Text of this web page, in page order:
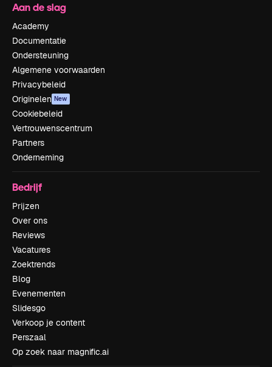
Aan de slag
Academy
Documentatie
Ondersteuning
Algemene voorwaarden
Privacybeleid
Originelen New
Cookiebeleid
Vertrouwenscentrum
Partners
Onderneming
Bedrijf
Prijzen
Over ons
Reviews
Vacatures
Zoektrends
Blog
Evenementen
Slidesgo
Verkoop je content
Perszaal
Op zoek naar magnific.ai